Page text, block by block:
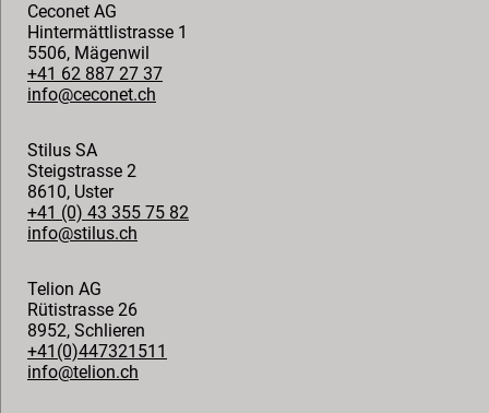
Ceconet AG
Hintermättlistrasse 1
5506, Mägenwil
+41 62 887 27 37
info@ceconet.ch
Stilus SA
Steigstrasse 2
8610, Uster
+41 (0) 43 355 75 82
info@stilus.ch
Telion AG
Rütistrasse 26
8952, Schlieren
+41(0)447321511
info@telion.ch